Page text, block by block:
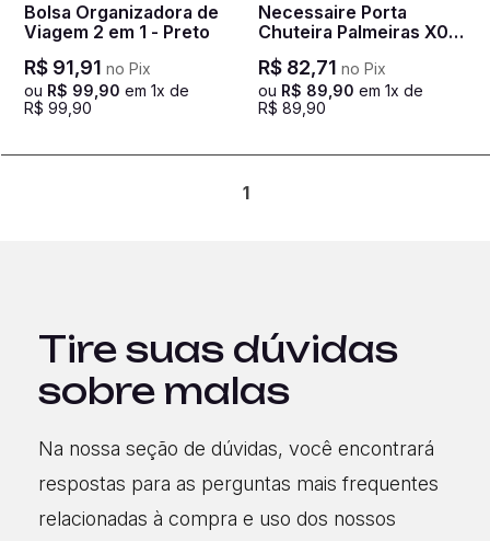
Bolsa Organizadora de
Viagem 2 em 1 - Preto
R$ 91,91 no Pix
ou R$ 99 90 em 1x de
R$ 99 90
Necessaire Porta
Chuteira Palmeiras X01
- Clássico
R$ 82,71 no Pix
ou R$ 89 90 em 1x de
R$ 89 90
1
Tire suas dúvidas
sobre malas
Na nossa seção de dúvidas, você encontrará
respostas para as perguntas mais frequentes
relacionadas à compra e uso dos nossos